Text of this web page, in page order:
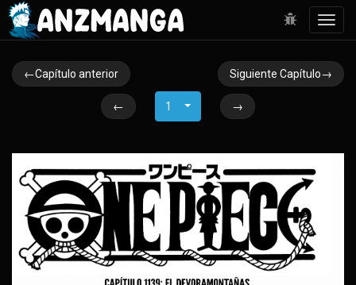
←Capítulo anterior Siguiente Capítulo→
← 1 →